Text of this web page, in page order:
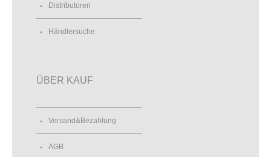
Distributoren
Händlersuche
ÜBER KAUF
Versand&Bezahlung
AGB